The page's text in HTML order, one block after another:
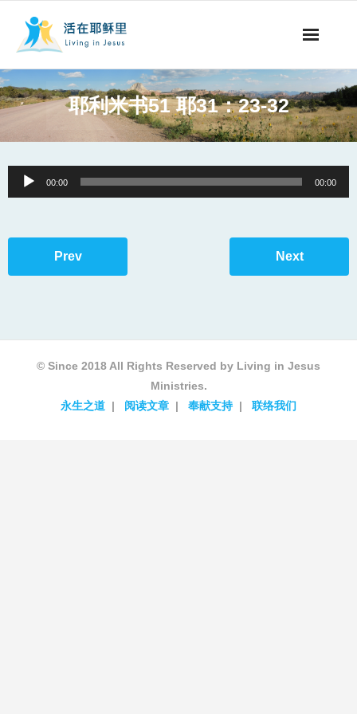
事工概要
阅读文章
耶利米书51 耶31：23-32
Audio
Player
00:00 00:00
Prev Next
© Since 2018 All Rights Reserved by Living in Jesus
Ministries.
永生之道
阅读文章 奉献支持 联络我们